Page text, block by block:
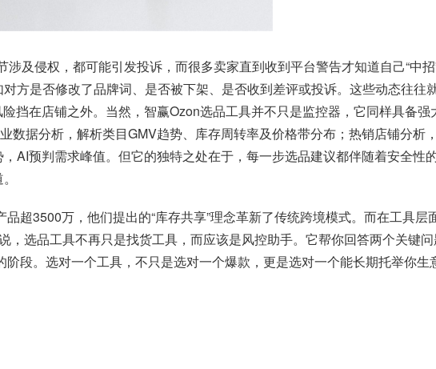
及侵权，都可能引发投诉，而很多卖家直到收到平台警告才知道自己“中
是否修改了品牌词、是否被下架、是否收到差评或投诉。这些动态往往
挡在店铺之外。当然，智赢Ozon选品工具并不只是监控器，它同样具备
数据分析，解析类目GMV趋势、库存周转率及价格带分布；热销店铺分析
AI预判需求峰值。但它的独特之处在于，每一步选品建议都伴随着安全
超3500万，他们提出的“库存共享”理念革新了传统跨境模式。而在工具层
，选品工具不再只是找货工具，而应该是风控助手。它帮你回答两个关键
阶段。选对一个工具，不只是选对一个爆款，更是选对一个能长期托举你